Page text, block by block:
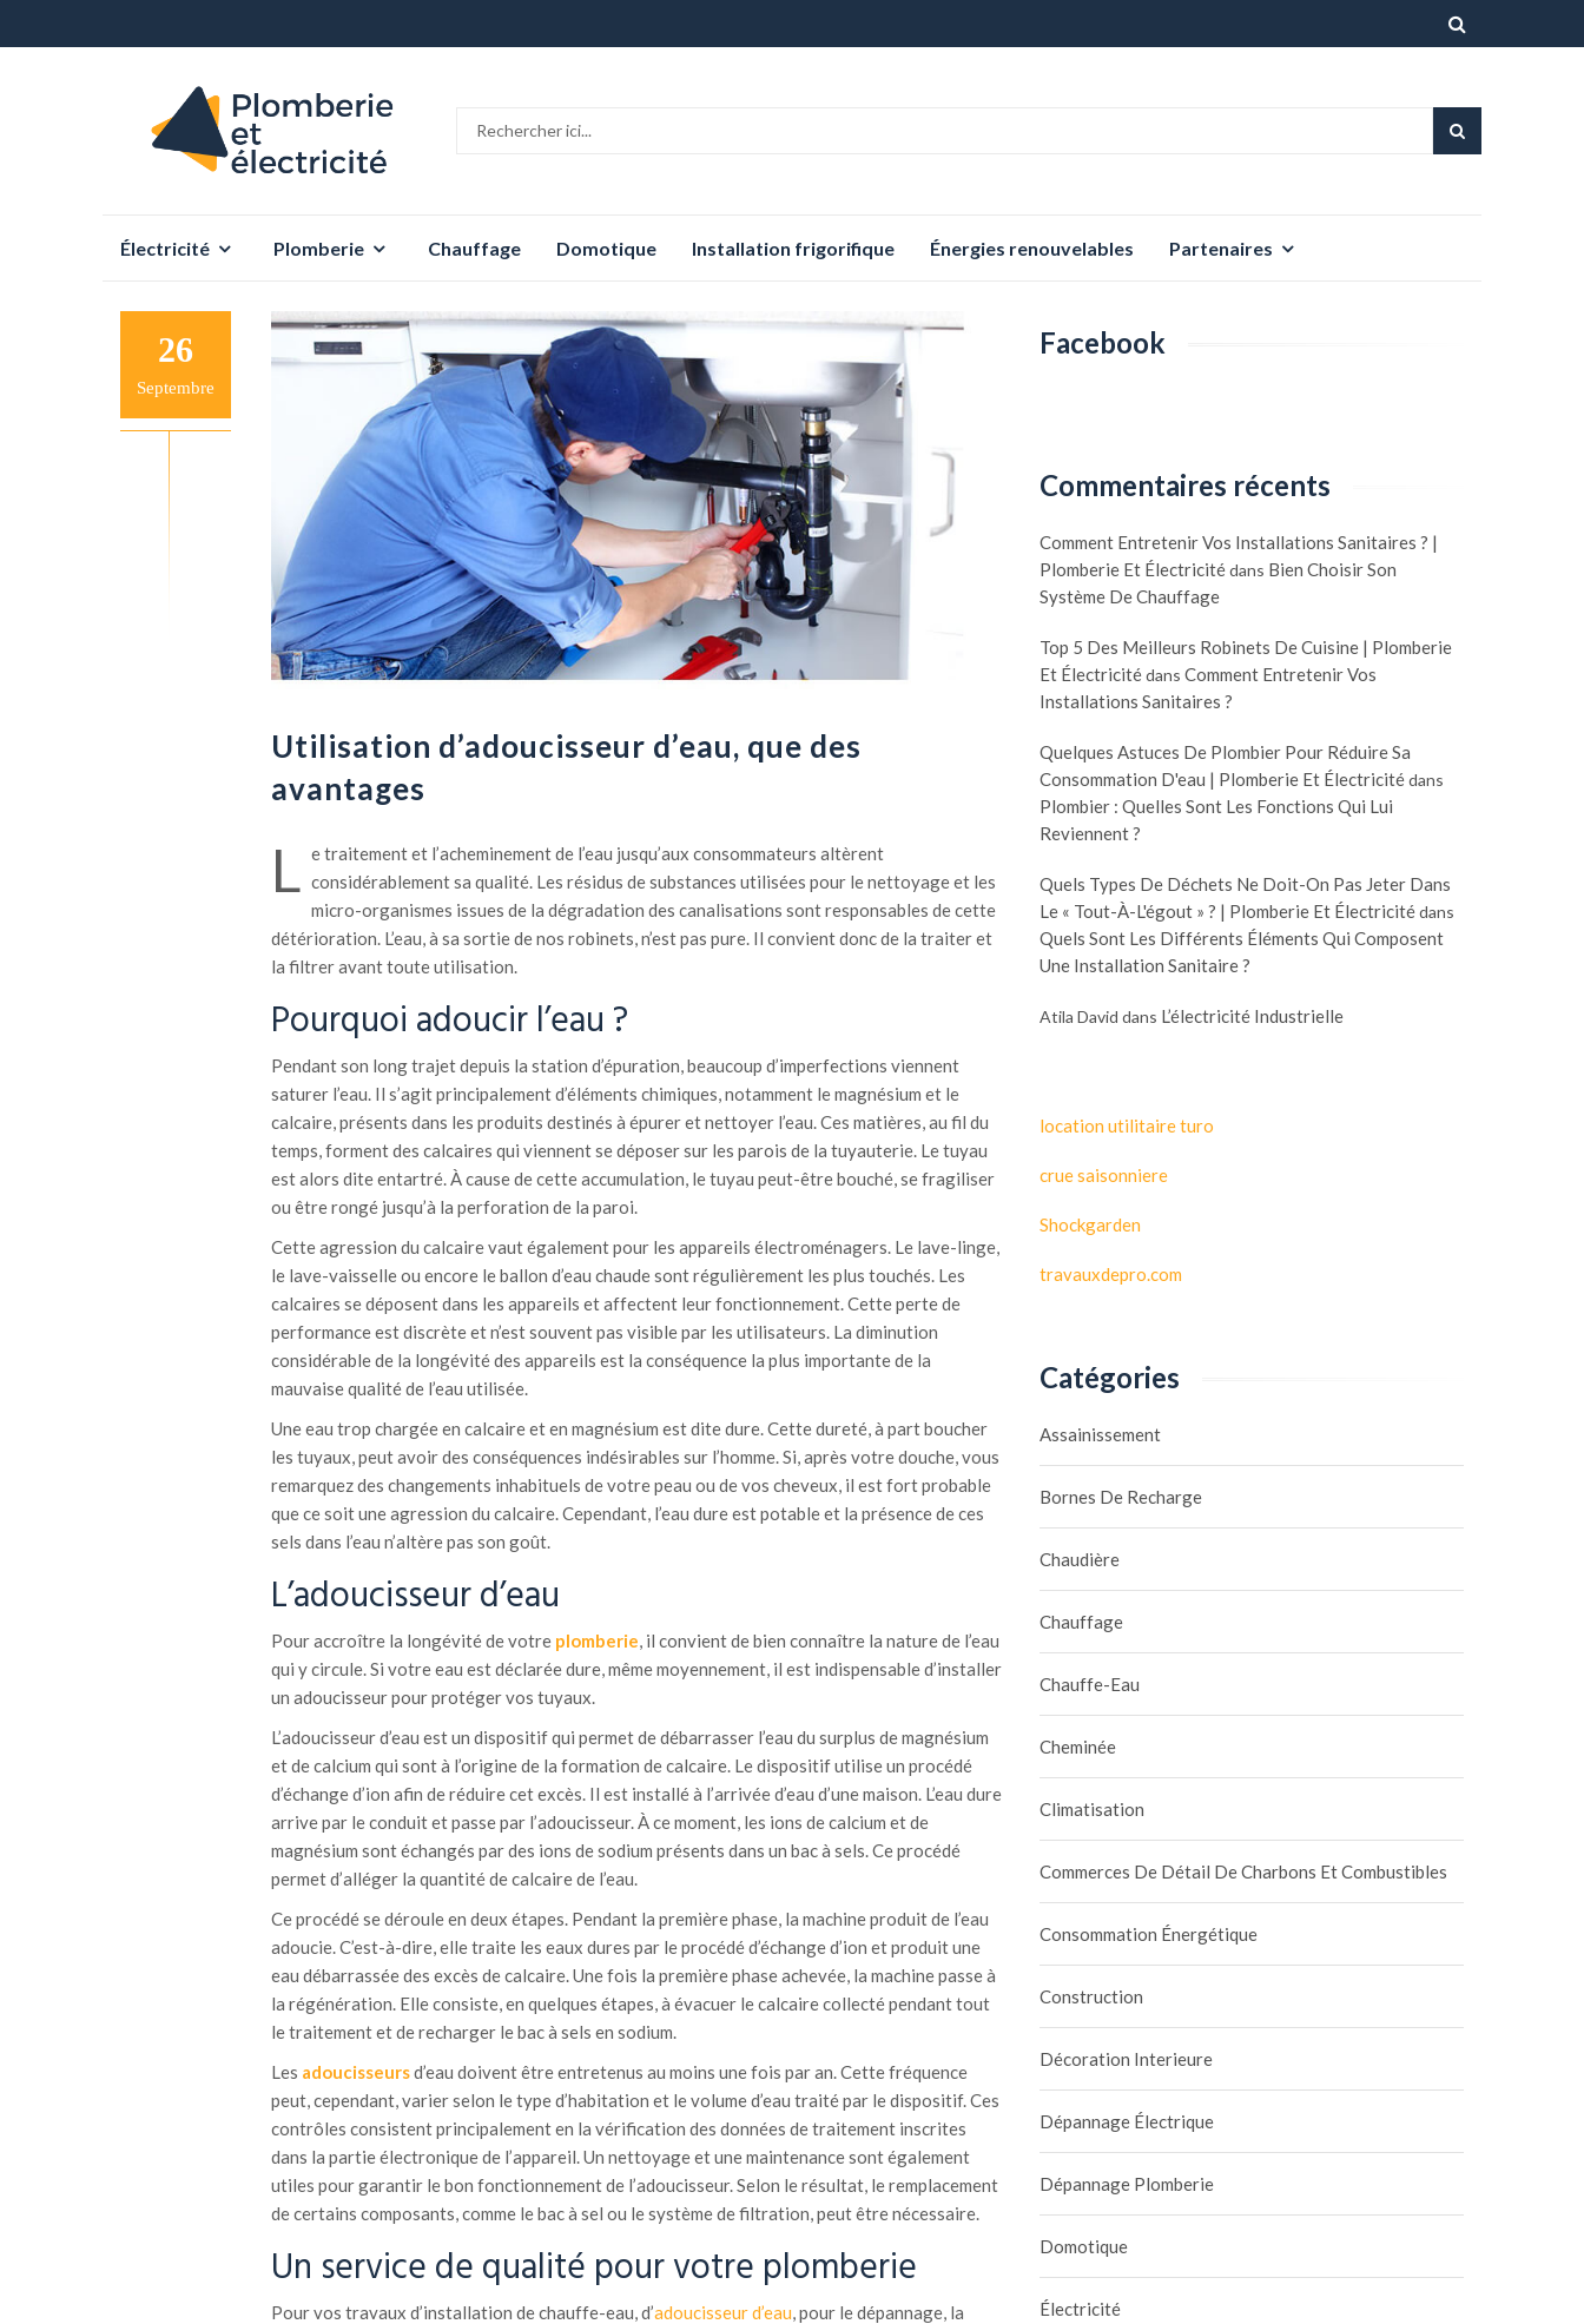
Aller
contenu
Électricité Plomberie Chauffage Domotique Installation frigorifique Énergies renouvelables Partenaires
26
Septembre
Utilisation d’adoucisseur d’eau, que des
avantages
L e traitement et l’acheminement de l’eau jusqu’aux consommateurs altèrent
considérablement sa qualité. Les résidus de substances utilisées pour le nettoyage et les
micro-organismes issues de la dégradation des canalisations sont responsables de cette
détérioration. L’eau, à sa sortie de nos robinets, n’est pas pure. Il convient donc de la traiter et
la filtrer avant toute utilisation.
Pourquoi adoucir l’eau ?
Pendant son long trajet depuis la station d’épuration, beaucoup d’imperfections viennent
saturer l’eau. Il s’agit principalement d’éléments chimiques, notamment le magnésium et le
calcaire, présents dans les produits destinés à épurer et nettoyer l’eau. Ces matières, au fil du
temps, forment des calcaires qui viennent se déposer sur les parois de la tuyauterie. Le tuyau
est alors dite entartré. À cause de cette accumulation, le tuyau peut-être bouché, se fragiliser
ou être rongé jusqu’à la perforation de la paroi.
Cette agression du calcaire vaut également pour les appareils électroménagers. Le lave-linge,
le lave-vaisselle ou encore le ballon d’eau chaude sont régulièrement les plus touchés. Les
calcaires se déposent dans les appareils et affectent leur fonctionnement. Cette perte de
performance est discrète et n’est souvent pas visible par les utilisateurs. La diminution
considérable de la longévité des appareils est la conséquence la plus importante de la
mauvaise qualité de l’eau utilisée.
Une eau trop chargée en calcaire et en magnésium est dite dure. Cette dureté, à part boucher
les tuyaux, peut avoir des conséquences indésirables sur l’homme. Si, après votre douche, vous
remarquez des changements inhabituels de votre peau ou de vos cheveux, il est fort probable
que ce soit une agression du calcaire. Cependant, l’eau dure est potable et la présence de ces
sels dans l’eau n’altère pas son goût.
L’adoucisseur d’eau
Pour accroître la longévité de votre plomberie, il convient de bien connaître la nature de l’eau
qui y circule. Si votre eau est déclarée dure, même moyennement, il est indispensable d’installer
un adoucisseur pour protéger vos tuyaux.
L’adoucisseur d’eau est un dispositif qui permet de débarrasser l’eau du surplus de magnésium
et de calcium qui sont à l’origine de la formation de calcaire. Le dispositif utilise un procédé
d’échange d’ion afin de réduire cet excès. Il est installé à l’arrivée d’eau d’une maison. L’eau dure
arrive par le conduit et passe par l’adoucisseur. À ce moment, les ions de calcium et de
magnésium sont échangés par des ions de sodium présents dans un bac à sels. Ce procédé
permet d’alléger la quantité de calcaire de l’eau.
Ce procédé se déroule en deux étapes. Pendant la première phase, la machine produit de l’eau
adoucie. C’est-à-dire, elle traite les eaux dures par le procédé d’échange d’ion et produit une
eau débarrassée des excès de calcaire. Une fois la première phase achevée, la machine passe à
la régénération. Elle consiste, en quelques étapes, à évacuer le calcaire collecté pendant tout
le traitement et de recharger le bac à sels en sodium.
Les adoucisseursd’eau doivent être entretenus au moins une fois par an. Cette fréquence
peut, cependant, varier selon le type d’habitation et le volume d’eau traité par le dispositif. Ces
contrôles consistent principalement en la vérification des données de traitement inscrites
dans la partie électronique de l’appareil. Un nettoyage et une maintenance sont également
utiles pour garantir le bon fonctionnement de l’adoucisseur. Selon le résultat, le remplacement
de certains composants, comme le bac à sel ou le système de filtration, peut être nécessaire.
Un service de qualité pour votre plomberie
Pour vos travaux d’installation de chauffe-eau, d’adoucisseur d’eau, pour le dépannage, la
Facebook
Commentaires récents
Comment Entretenir Vos Installations Sanitaires ? |
Plomberie Et Électricitédans Bien Choisir Son
Système De Chauffage
Top 5 Des Meilleurs Robinets De Cuisine | Plomberie
Et Électricitédans Comment Entretenir Vos
Installations Sanitaires ?
Quelques Astuces De Plombier Pour Réduire Sa
Consommation D'eau | Plomberie Et Électricitédans
Plombier : Quelles Sont Les Fonctions Qui Lui
Reviennent ?
Quels Types De Déchets Ne Doit-On Pas Jeter Dans
Le « Tout-À-L'égout » ? | Plomberie Et Électricitédans
Quels Sont Les Différents Éléments Qui Composent
Une Installation Sanitaire ?
Atila David dans L’électricité Industrielle
location utilitaire turo
crue saisonniere
Shockgarden
travauxdepro.com
Catégories
Assainissement
Bornes De Recharge
Chaudière
Chauffage
Chauffe-Eau
Cheminée
Climatisation
Commerces De Détail De Charbons Et Combustibles
Consommation Énergétique
Construction
Décoration Interieure
Dépannage Électrique
Dépannage Plomberie
Domotique
Électricité